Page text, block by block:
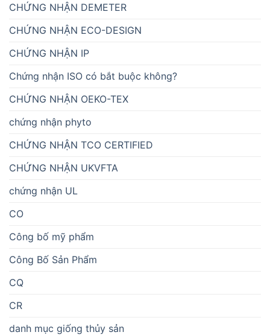
CHỨNG NHẬN DEMETER
CHỨNG NHẬN ECO-DESIGN
CHỨNG NHẬN IP
Chứng nhận ISO có bắt buộc không?
CHỨNG NHẬN OEKO-TEX
chứng nhận phyto
CHỨNG NHẬN TCO CERTIFIED
CHỨNG NHẬN UKVFTA
chứng nhận UL
CO
Công bố mỹ phẩm
Công Bố Sản Phẩm
CQ
CR
danh mục giống thủy sản